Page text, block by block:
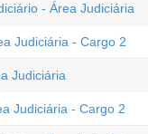
- Área Judiciária
Judiciária - Cargo 2
Judiciária
Judiciária - Cargo 2